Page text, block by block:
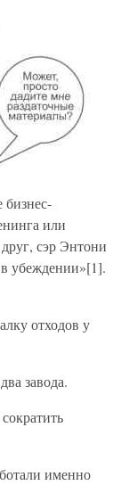
бизнес-
или
сэр Энтони
убеждении»[1].
отходов у
завода.
именно